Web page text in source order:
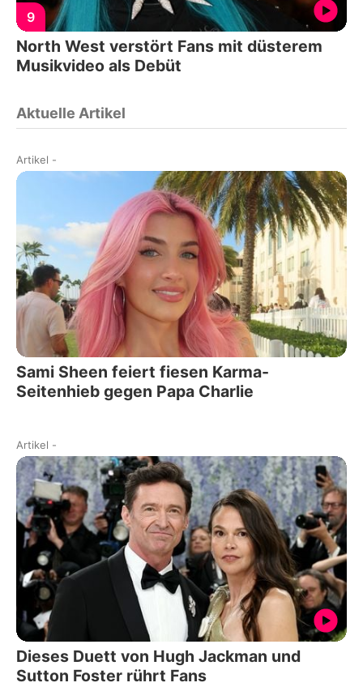
9
North West verstört Fans mit düsterem
Musikvideo als Debüt
Aktuelle Artikel
Artikel -
Sami Sheen feiert fiesen Karma-
Seitenhieb gegen Papa Charlie
Artikel -
Dieses Duett von Hugh Jackman und
Sutton Foster rührt Fans